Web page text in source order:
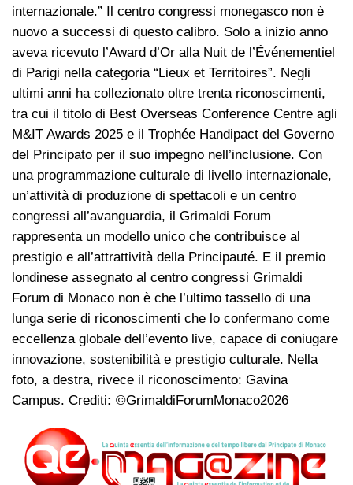
internazionale.” Il centro congressi monegasco non è
nuovo a successi di questo calibro. Solo a inizio anno
aveva ricevuto l’Award d’Or alla Nuit de l’Événementiel
di Parigi nella categoria “Lieux et Territoires”. Negli
ultimi anni ha collezionato oltre trenta riconoscimenti,
tra cui il titolo di Best Overseas Conference Centre agli
M&IT Awards 2025 e il Trophée Handipact del Governo
del Principato per il suo impegno nell’inclusione. Con
una programmazione culturale di livello internazionale,
un’attività di produzione di spettacoli e un centro
congressi all’avanguardia, il Grimaldi Forum
rappresenta un modello unico che contribuisce al
prestigio e all’attrattività della Principauté. E il premio
londinese assegnato al centro congressi Grimaldi
Forum di Monaco non è che l’ultimo tassello di una
lunga serie di riconoscimenti che lo confermano come
eccellenza globale dell’evento live, capace di coniugare
innovazione, sostenibilità e prestigio culturale. Nella
foto, a destra, rivece il riconoscimento: Gavina
Campus. Crediti: ©GrimaldiForumMonaco2026